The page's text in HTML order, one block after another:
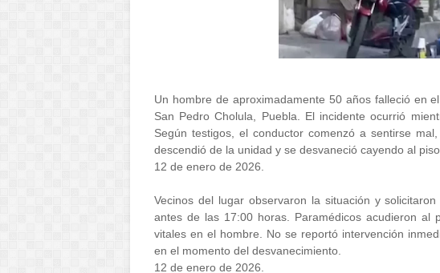
Un hombre de aproximadamente 50 años falleció en
San Pedro Cholula, Puebla. El incidente ocurrió
Según testigos, el conductor comenzó a sentirse
descendió de la unidad y se desvaneció cayendo al piso.
12 de enero de 2026.
Vecinos del lugar observaron la situación y
antes de las 17:00 horas. Paramédicos acudieron al
vitales en el hombre. No se reportó intervención
en el momento del desvanecimiento.
12 de enero de 2026.